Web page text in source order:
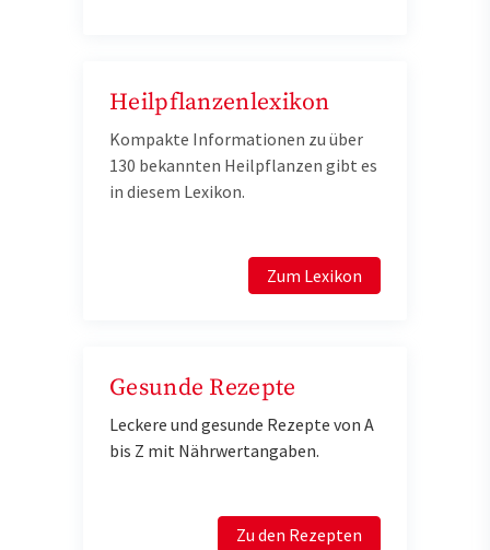
Heilpflanzenlexikon
Kompakte Informationen zu über
130 bekannten Heilpflanzen gibt es
in diesem Lexikon.
Zum Lexikon
Gesunde Rezepte
Leckere und gesunde Rezepte von A
bis Z mit Nährwertangaben.
Zu den Rezepten